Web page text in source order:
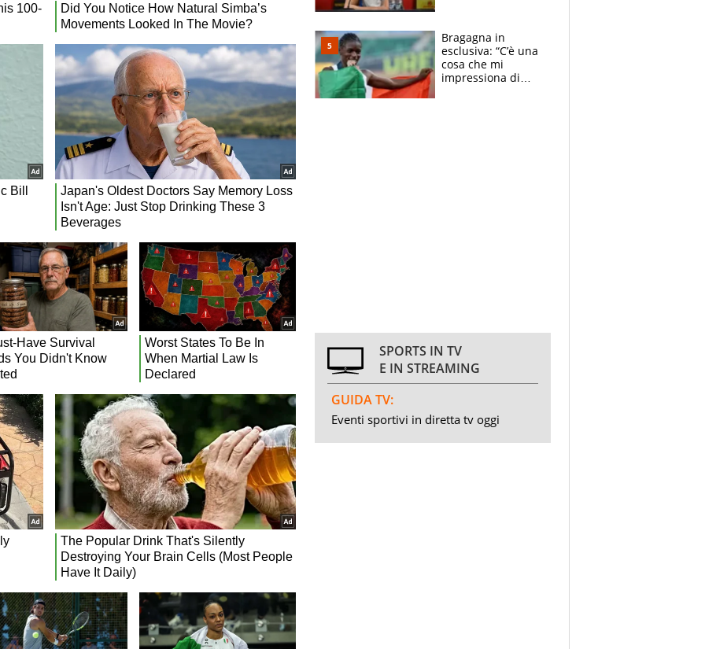
l'alleanza con
Donnarumma
Bragagna in
esclusiva: “C’è una
cosa che mi
impressiona di
SPORTS IN TV
E IN STREAMING
GUIDA TV:
Eventi sportivi in diretta tv oggi